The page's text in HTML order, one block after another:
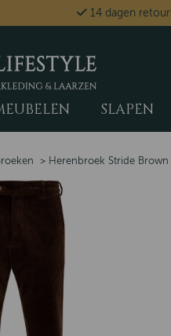
14 dagen
SLAPEN
> Herenbroek Stride Brown